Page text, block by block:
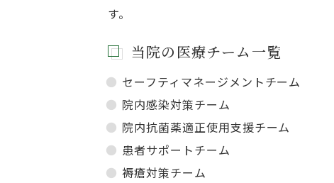
す。
当院の医療チーム一覧
セーフティマネージメントチーム
院内感染対策チーム
院内抗菌薬適正使用支援チーム
患者サポートチーム
褥瘡対策チーム